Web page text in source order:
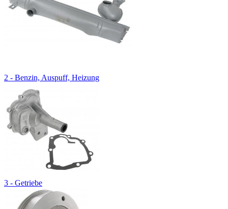
2 - Benzin, Auspuff, Heizung
3 - Getriebe